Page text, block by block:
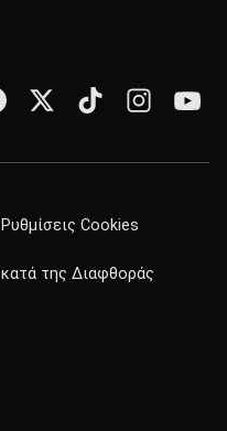
Ρυθμίσεις Cookies
κατά της Διαφθοράς